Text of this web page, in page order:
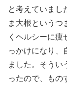
と考えていまし
ま大根というつ
くヘルシーに痩
っかけになり、
ました。そうい
ったので、もの